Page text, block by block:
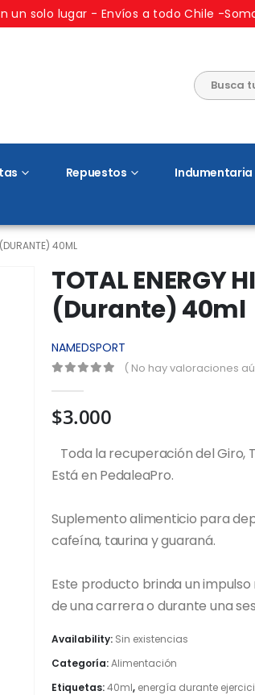
un solo lugar - Envíos a todo Chile -
Repuestos Indumentaria
40ML
TOTAL ENERGY
(Durante) 40ml
NAMEDSPORT
( No hay valoraciones
$3.000
Toda la recuperación del Giro,
Está en PedaleaPro.
Suplemento alimenticio para
cafeína, taurina y guaraná.
Este producto brinda un
de una carrera o durante una
Availability: Sin existencias
Categoría:Alimentación
Etiquetas:40ml, energía durante